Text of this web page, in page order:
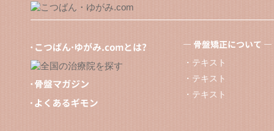
・テキスト
・テキスト
・テキスト